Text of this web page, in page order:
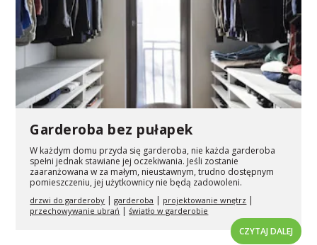
Garderoba bez pułapek
W każdym domu przyda się garderoba, nie każda garderoba
spełni jednak stawiane jej oczekiwania. Jeśli zostanie
zaaranżowana w za małym, nieustawnym, trudno dostępnym
pomieszczeniu, jej użytkownicy nie będą zadowoleni.
drzwi do garderoby |garderoba | projektowanie wnętrz |
przechowywanie ubrań |światło w garderobie
CZYTAJ DALEJ